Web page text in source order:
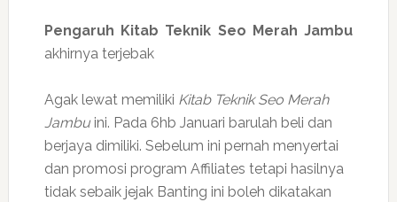
Pengaruh Kitab Teknik Seo Merah Jambu
akhirnya terjebak
Agak lewat memiliki Kitab Teknik Seo Merah
Jambuini. Pada 6hb Januari barulah beli dan
berjaya dimiliki. Sebelum ini pernah menyertai
dan promosi program Affiliates tetapi hasilnya
tidak sebaik jejak Banting ini boleh dikatakan